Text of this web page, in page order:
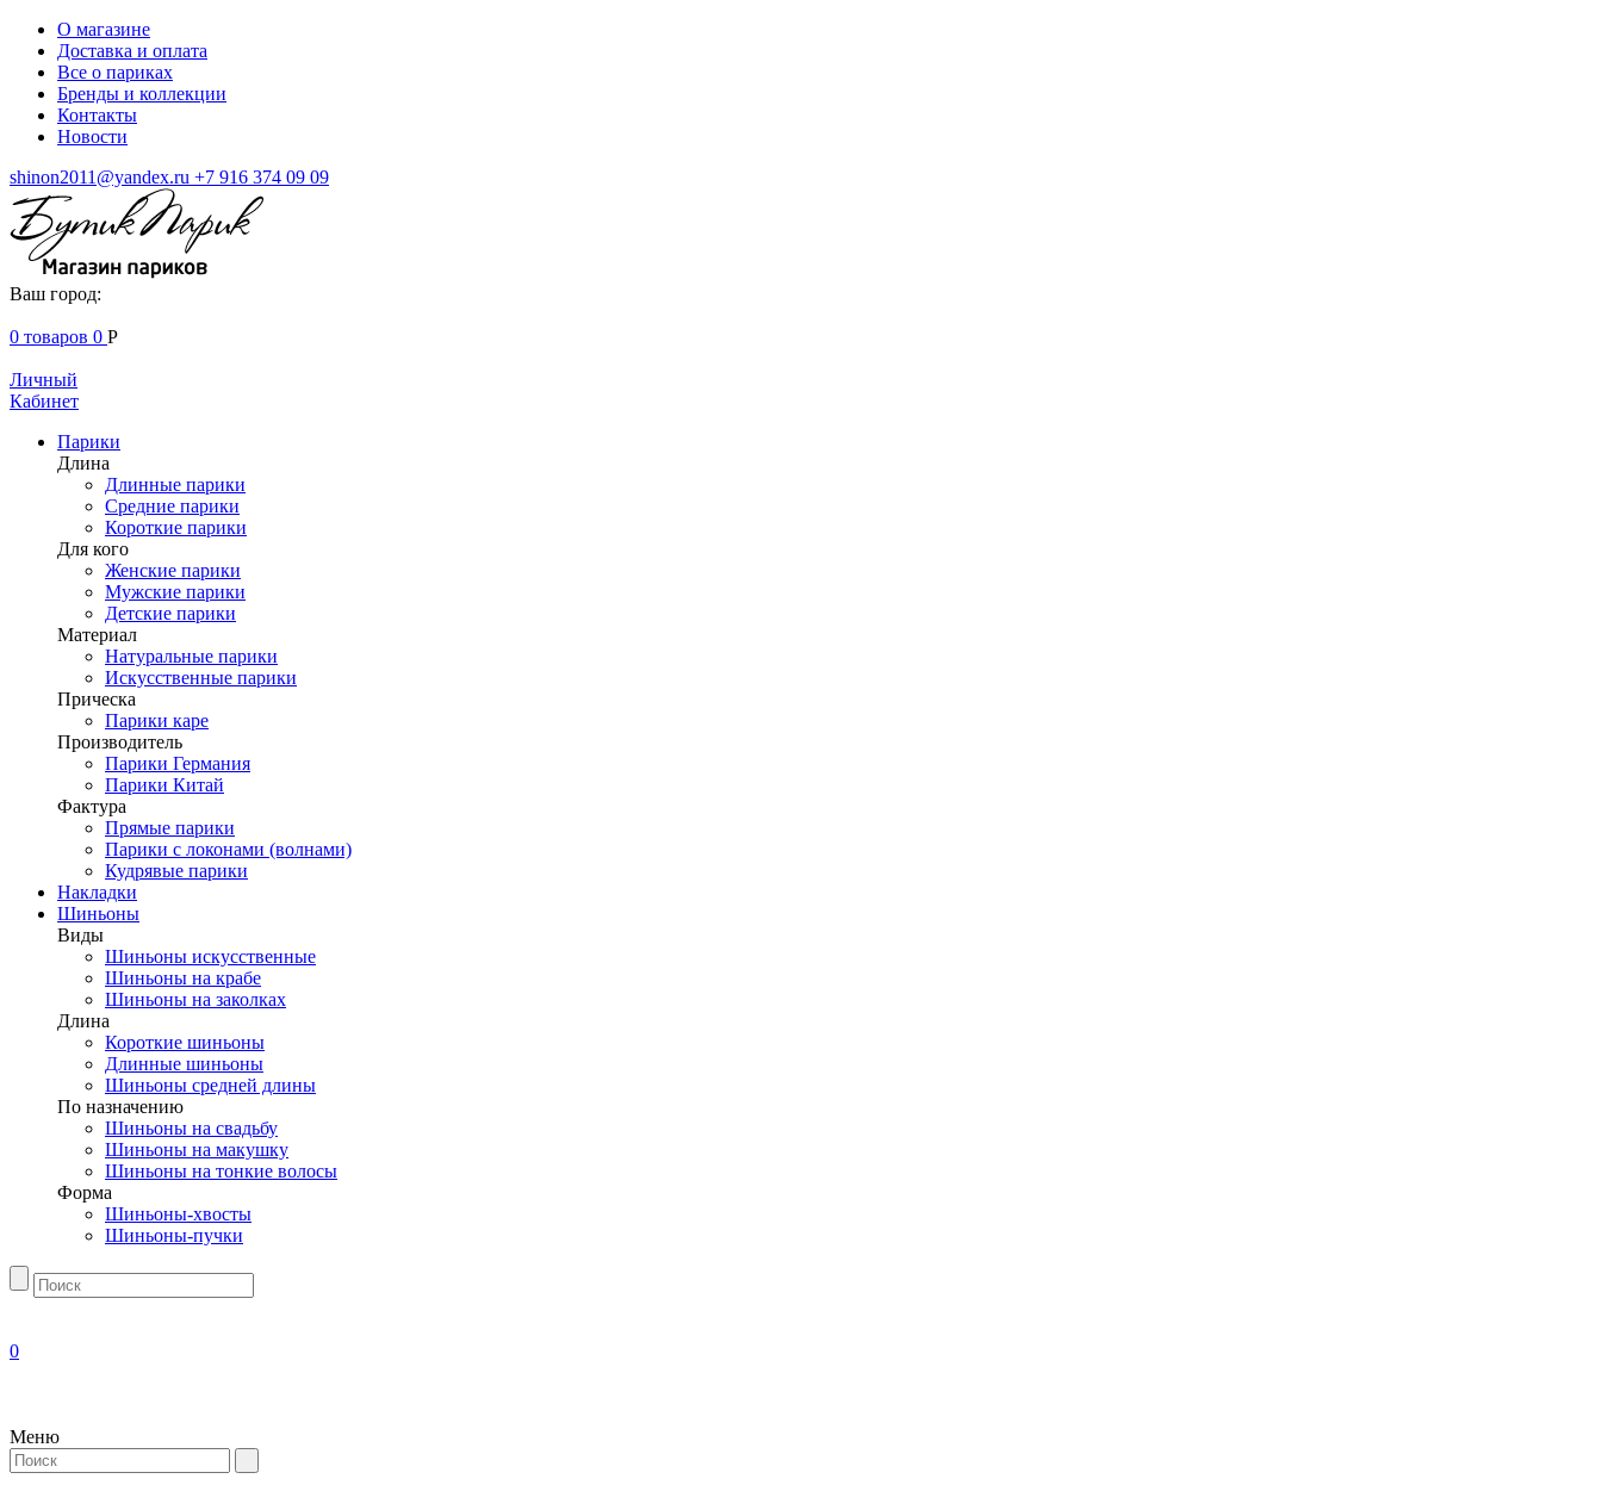
О магазине
Доставка и оплата
Все о париках
Бренды и коллекции
Контакты
Новости
shinon2011@yandex.ru +7 916 374 09 09
Ваш город:
0 товаров 0 Р
Личный
Кабинет
Парики
Длина
Длинные парики
Средние парики
Короткие парики
Для кого
Женские парики
Мужские парики
Детские парики
Материал
Натуральные парики
Искусственные парики
Прическа
Парики каре
Производитель
Парики Германия
Парики Китай
Фактура
Прямые парики
Парики с локонами (волнами)
Кудрявые парики
Накладки
Шиньоны
Виды
Шиньоны искусственные
Шиньоны на крабе
Шиньоны на заколках
Длина
Короткие шиньоны
Длинные шиньоны
Шиньоны средней длины
По назначению
Шиньоны на свадьбу
Шиньоны на макушку
Шиньоны на тонкие волосы
Форма
Шиньоны-хвосты
Шиньоны-пучки
0
Меню